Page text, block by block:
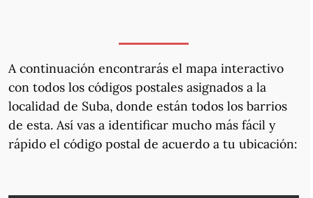
A continuación encontrarás el mapa interactivo
con todos los códigos postales asignados a la
localidad de Suba, donde están todos los barrios
de esta. Así vas a identificar mucho más fácil y
rápido el código postal de acuerdo a tu ubicación: